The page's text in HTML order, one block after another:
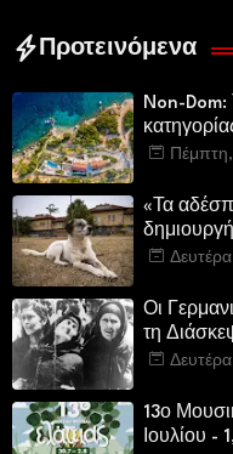
Προτεινόμενα
Non-Dom:
«Τα
Οι
τη
13ο
Ιουλίου -